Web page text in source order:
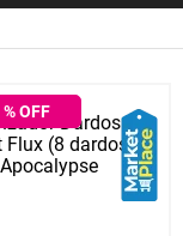
% OFF